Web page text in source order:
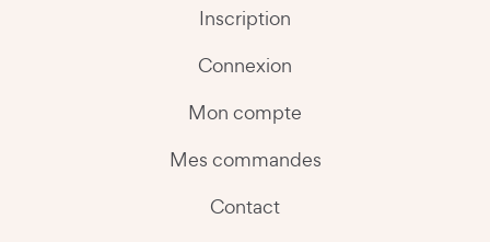
Inscription
Connexion
Mon compte
Mes commandes
Contact